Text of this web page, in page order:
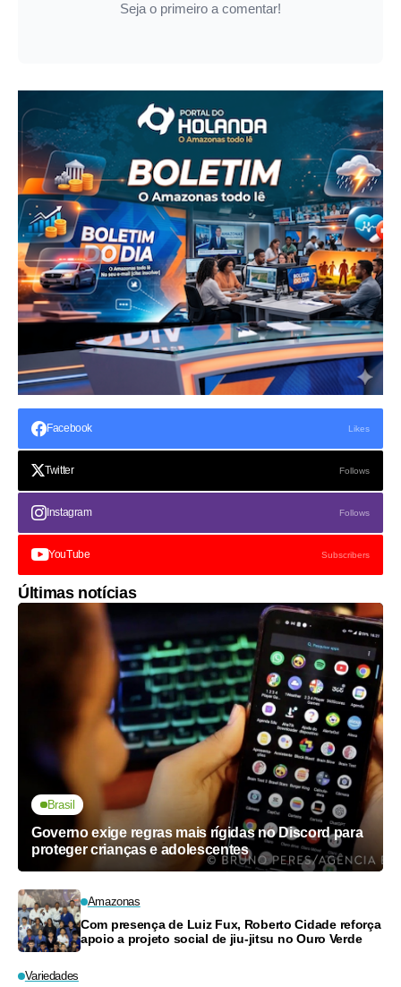
Seja o primeiro a comentar!
Facebook Likes
Twitter Follows
Instagram Follows
YouTube Subscribers
Últimas notícias
Brasil
Governo exige regras mais rígidas no Discord para
proteger crianças e adolescentes
Amazonas
Com presença de Luiz Fux, Roberto Cidade reforça
apoio a projeto social de jiu-jitsu no Ouro Verde
Variedades